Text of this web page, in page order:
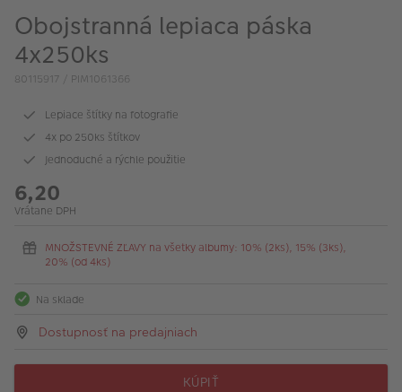
Obojstranná lepiaca páska
4x250ks
80115917 / PIM1061366
Lepiace štítky na fotografie
4x po 250ks štítkov
Jednoduché a rýchle použitie
6,20
Vrátane DPH
MNOŽSTEVNÉ ZĽAVY na všetky albumy: 10% (2ks), 15% (3ks),
20% (od 4ks)
Na sklade
Dostupnosť na predajniach
KÚPIŤ